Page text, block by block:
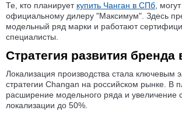
Те, кто планирует купить Чанган в СПб,
официальному дилеру "Максимум". Здесь
модельный ряд марки и работают
специалисты.
Стратегия развития бренда
Локализация производства стала ключевым
стратегии Changan на российском рынке. В
расширение модельного ряда и увеличение
локализации до 50%.